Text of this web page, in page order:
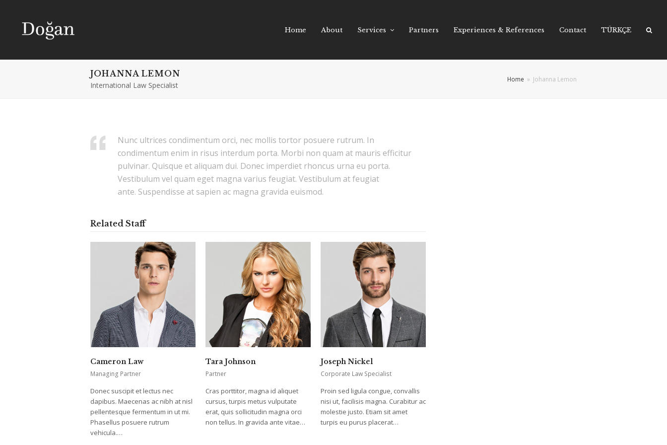
Home About Services Partners Experiences & References Contact TÜRKÇE
JOHANNA LEMON
International Law Specialist
Home » Johanna Lemon
Nunc ultrices condimentum orci, nec mollis tortor posuere rutrum. In
condimentum enim in risus interdum porta. Morbi non quam at mauris efficitur
pulvinar. Quisque et aliquam dui. Donec imperdiet rhoncus urna eu porta.
Vestibulum vel quam eget magna varius feugiat. Vestibulum at feugiat
ante. Suspendisse at sapien ac magna gravida euismod.
Related Staff
Cameron Law
Managing Partner
Donec suscipit et lectus nec
dapibus. Maecenas ac nibh at nisl
pellentesque fermentum in ut mi.
Phasellus posuere rutrum
vehicula.…
Tara Johnson
Partner
Cras porttitor, magna id aliquet
cursus, turpis metus vulputate
erat, quis sollicitudin magna orci
non tellus. In gravida ante vitae…
Joseph Nickel
Corporate Law Specialist
Proin sed ligula congue, convallis
nisi ut, facilisis magna. Curabitur ac
molestie justo. Etiam sit amet
turpis eu purus placerat…